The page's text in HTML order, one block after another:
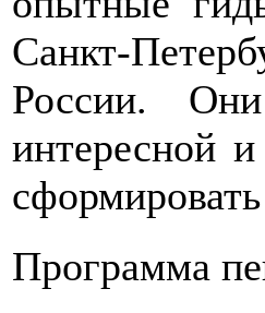
Санкт-
России.
интересной
Программа